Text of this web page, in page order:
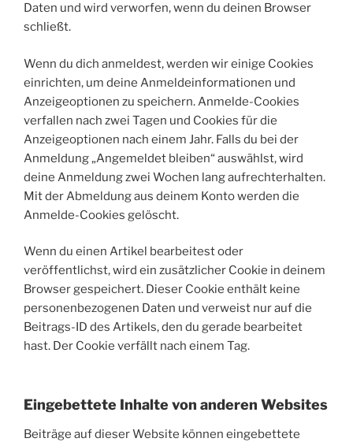
Daten und wird verworfen, wenn du deinen Browser
schließt.
Wenn du dich anmeldest, werden wir einige Cookies
einrichten, um deine Anmeldeinformationen und
Anzeigeoptionen zu speichern. Anmelde-Cookies
verfallen nach zwei Tagen und Cookies für die
Anzeigeoptionen nach einem Jahr. Falls du bei der
Anmeldung „Angemeldet bleiben“ auswählst, wird
deine Anmeldung zwei Wochen lang aufrechterhalten.
Mit der Abmeldung aus deinem Konto werden die
Anmelde-Cookies gelöscht.
Wenn du einen Artikel bearbeitest oder
veröffentlichst, wird ein zusätzlicher Cookie in deinem
Browser gespeichert. Dieser Cookie enthält keine
personenbezogenen Daten und verweist nur auf die
Beitrags-ID des Artikels, den du gerade bearbeitet
hast. Der Cookie verfällt nach einem Tag.
Eingebettete Inhalte von anderen Websites
Beiträge auf dieser Website können eingebettete